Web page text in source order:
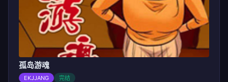
孤岛游魂
EKJJANG 完结